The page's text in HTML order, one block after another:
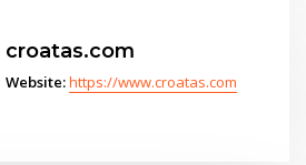
croatas.com
Website:https://www.croatas.com